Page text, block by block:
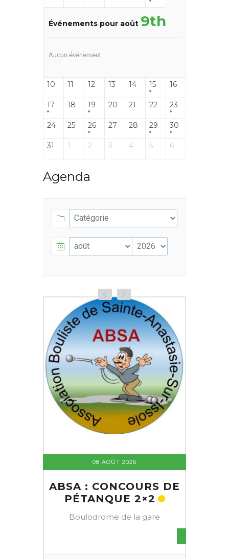
Événements pour août 9th
Aucun événement
10 11 12 13 14 15 16
17 18 19 20 21 22 23
24 25 26 27 28 29 30
31 1 2 3 4 5 6
Agenda
08 AOÛT 2026
ABSA : CONCOURS DE
PÉTANQUE 2×2
Boulodrome de la gare